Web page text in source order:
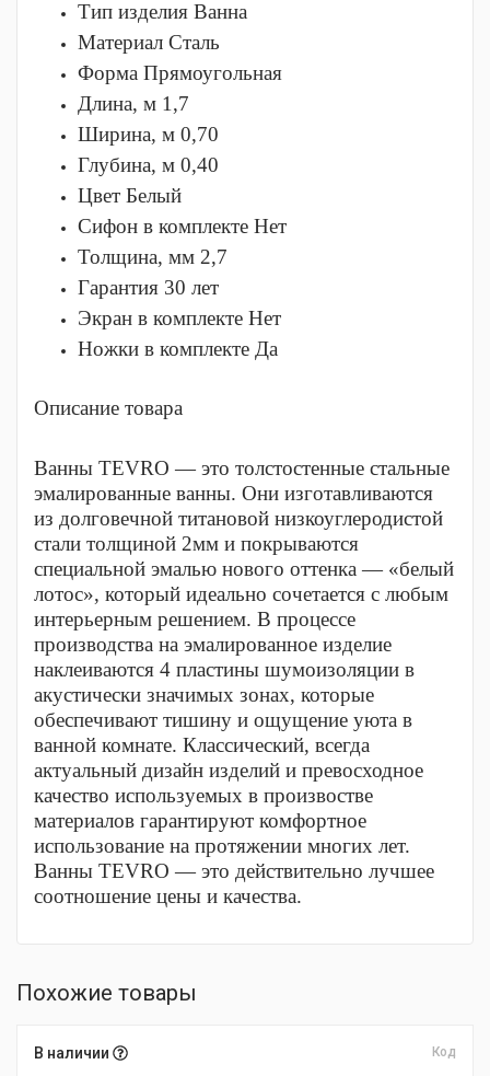
Тип изделия Ванна
Материал Сталь
Форма Прямоугольная
Длина, м 1,7
Ширина, м 0,70
Глубина, м 0,40
Цвет Белый
Сифон в комплекте Нет
Толщина, мм 2,7
Гарантия 30 лет
Экран в комплекте Нет
Ножки в комплекте Да
Описание товара
Ванны TEVRO — это толстостенные стальные
эмалированные ванны. Они изготавливаются
из долговечной титановой низкоуглеродистой
стали толщиной 2мм и покрываются
специальной эмалью нового оттенка — «белый
лотос», который идеально сочетается с любым
интерьерным решением. В процессе
производства на эмалированное изделие
наклеиваются 4 пластины шумоизоляции в
акустически значимых зонах, которые
обеспечивают тишину и ощущение уюта в
ванной комнате. Классический, всегда
актуальный дизайн изделий и превосходное
качество используемых в произвостве
материалов гарантируют комфортное
использование на протяжении многих лет.
Ванны TEVRO — это действительно лучшее
соотношение цены и качества.
Похожие товары
В наличии Код